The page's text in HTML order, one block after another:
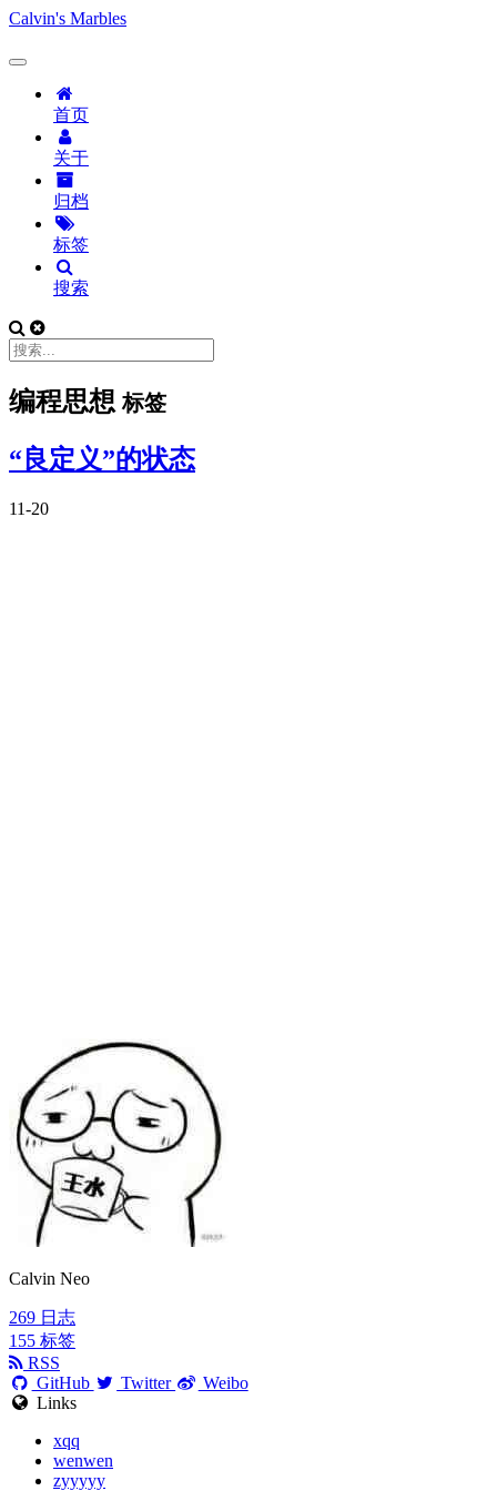
Calvin's Marbles
首页
关于
归档
标签
搜索
编程思想标签
“良定义”的状态
11-20
Calvin Neo
269 日志
155 标签
RSS
GitHub
Twitter
Weibo
Links
xqq
wenwen
zyyyyy